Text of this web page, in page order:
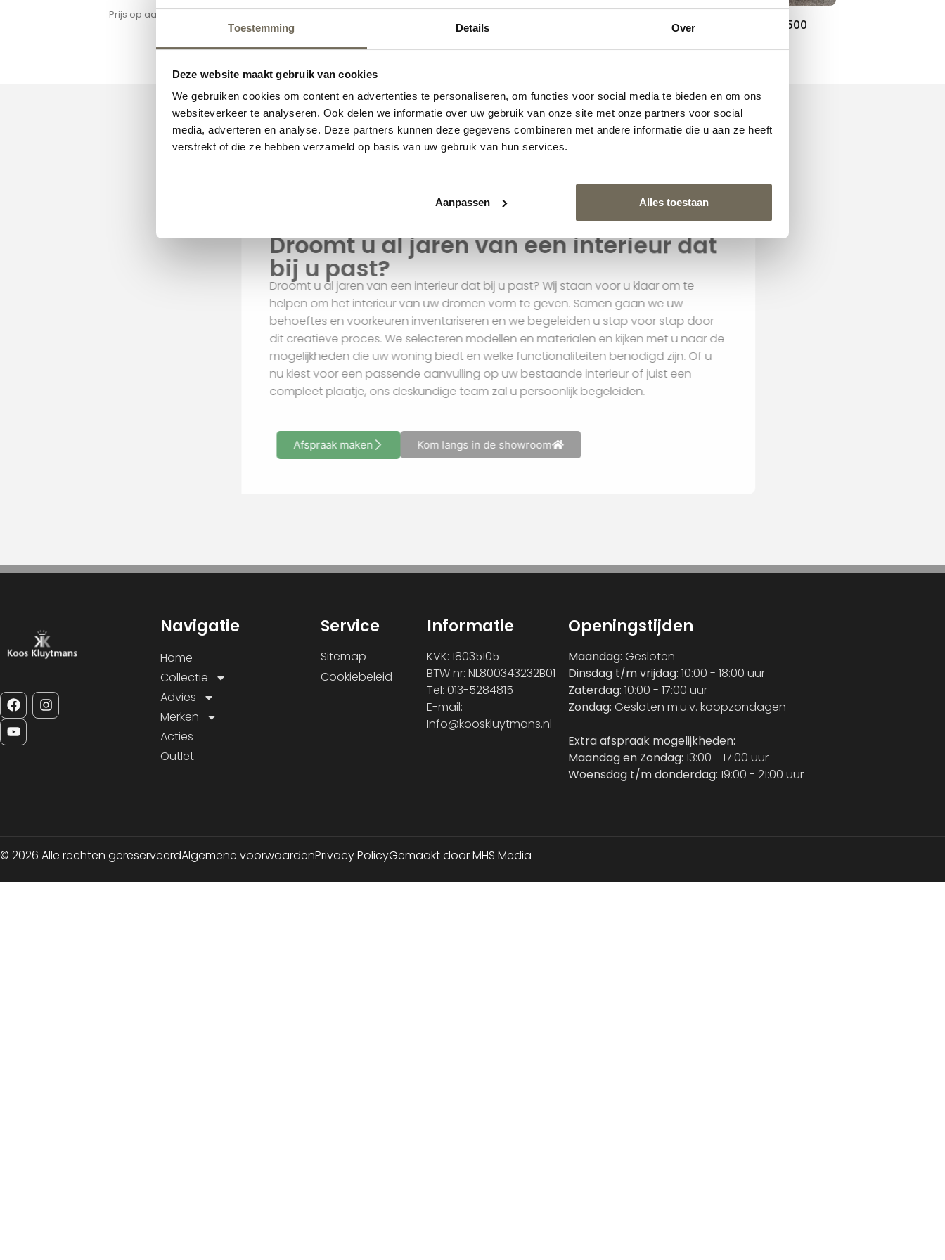
Toestemming Details Over
Deze website maakt gebruik van cookies
We gebruiken cookies om content en advertenties te personaliseren, om functies voor social media te bieden en om ons
websiteverkeer te analyseren. Ook delen we informatie over uw gebruik van onze site met onze partners voor social
media, adverteren en analyse. Deze partners kunnen deze gegevens combineren met andere informatie die u aan ze heeft
verstrekt of die ze hebben verzameld op basis van uw gebruik van hun services.
Aanpassen Alles toestaan
Prijs op aanvraag
Interstar Wandkast F218
Interstar Solitair P 500
Droomt u al jaren van een interieur dat
bij u past?
Droomt u al jaren van een interieur dat bij u past? Wij staan voor u klaar om te
helpen om het interieur van uw dromen vorm te geven. Samen gaan we uw
behoeftes en voorkeuren inventariseren en we begeleiden u stap voor stap door
dit creatieve proces. We selecteren modellen en materialen en kijken met u naar de
mogelijkheden die uw woning biedt en welke functionaliteiten benodigd zijn. Of u
nu kiest voor een passende aanvulling op uw bestaande interieur of juist een
compleet plaatje, ons deskundige team zal u persoonlijk begeleiden.
Afspraak maken Kom langs in de showroom
Navigatie
Home
Collectie
Advies
Merken
Acties
Outlet
Service
Sitemap
Cookiebeleid
Informatie
KVK: 18035105
BTW nr: NL800343232B01
Tel: 013-5284815
E-mail:
Info@kooskluytmans.nl
Openingstijden
Maandag: Gesloten
Dinsdag t/m vrijdag: 10:00 - 18:00 uur
Zaterdag: 10:00 - 17:00 uur
Zondag: Gesloten m.u.v. koopzondagen
Extra afspraak mogelijkheden:
Maandag en Zondag: 13:00 - 17:00 uur
Woensdag t/m donderdag: 19:00 - 21:00 uur
© 2026 Alle rechten gereserveerdAlgemene voorwaardenPrivacy PolicyGemaakt door MHS Media